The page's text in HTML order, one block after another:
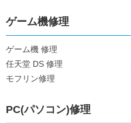
ゲーム機修理
ゲーム機 修理
任天堂 DS 修理
モフリン修理
PC(パソコン)修理